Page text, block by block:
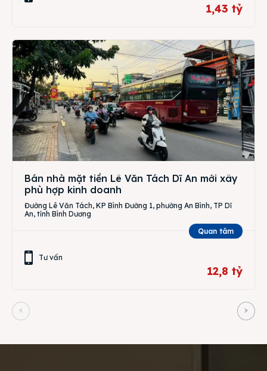
1,43 tỷ
Bán nhà mặt tiền Lê Văn Tách Dĩ An mới xây
phù hợp kinh doanh
Đường Lê Văn Tách, KP Bình Đường 1, phường An Bình, TP Dĩ
An, tỉnh Bình Dương
Quan tâm
Tư vấn
12,8 tỷ